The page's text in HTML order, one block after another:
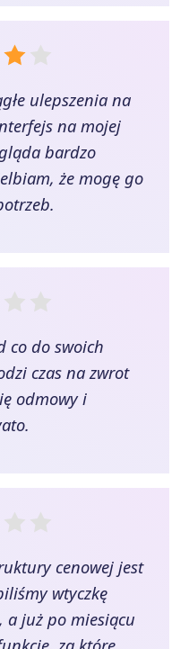
ulepszenia na
na mojej
bardzo
że mogę go
co do swoich
czas na zwrot
odmowy i
cenowej jest
wtyczkę
a już po miesiącu